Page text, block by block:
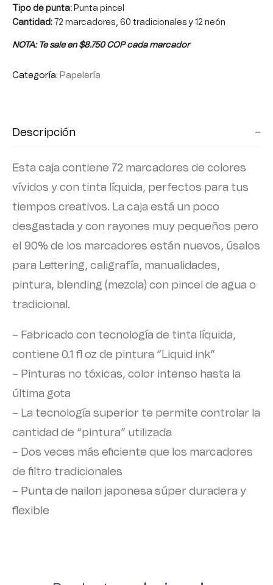
Tipo de punta: Punta pincel
Cantidad: 72 marcadores, 60 tradicionales y 12 neón
NOTA: Te sale en $8.750 COP cada marcador
Categoría: Papelería
Descripción
Esta caja contiene 72 marcadores de colores
vívidos y con tinta líquida, perfectos para tus
tiempos creativos. La caja está un poco
desgastada y con rayones muy pequeños pero
el 90% de los marcadores están nuevos, úsalos
para Lettering, caligrafía, manualidades,
pintura, blending (mezcla) con pincel de agua o
tradicional.
– Fabricado con tecnología de tinta líquida,
contiene 0.1 fl oz de pintura “Liquid ink”
– Pinturas no tóxicas, color intenso hasta la
última gota
– La tecnología superior te permite controlar la
cantidad de “pintura” utilizada
– Dos veces más eficiente que los marcadores
de filtro tradicionales
– Punta de nailon japonesa súper duradera y
flexible